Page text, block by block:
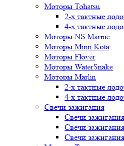
Моторы Tohatsu
2-х тактные
4-х тактные
Моторы NS Marine
Моторы Minn Kota
Моторы Flover
Моторы WaterSnake
Моторы Marlin
2-х тактные
4-х тактные
Свечи зажигания
Свечи
Свечи
Свечи